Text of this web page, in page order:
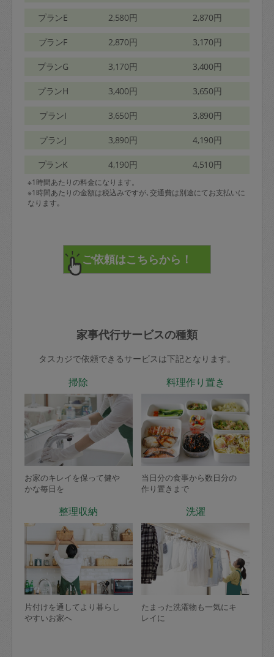
プランE 2,580円 2,870円
プランF 2,870円 3,170円
プランG 3,170円 3,400円
プランH 3,400円 3,650円
プランI 3,650円 3,890円
プランJ 3,890円 4,190円
プランK 4,190円 4,510円
※1時間あたりの料金になります。
※1時間あたりの金額は税込みですが､交通費は別途にてお支払いに
なります｡
家事代行サービスの種類
タスカジで依頼できるサービスは下記となります。
掃除
お家のキレイを保って健や
かな毎日を
料理作り置き
当日分の食事から数日分の
作り置きまで
整理収納
片付けを通してより暮らし
やすいお家へ
洗濯
たまった洗濯物も一気にキ
レイに